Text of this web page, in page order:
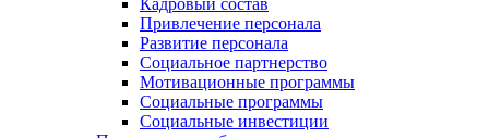
Кадровый состав
Привлечение персонала
Развитие персонала
Социальное партнерство
Мотивационные программы
Социальные программы
Социальные инвестиции